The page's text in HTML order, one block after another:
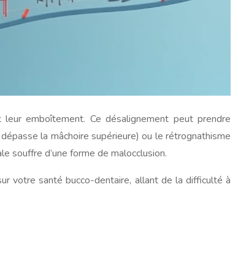
emboîtement. Ce désalignement peut prendre
la mâchoire supérieure) ou le rétrognathisme
souffre d’une forme de malocclusion.
votre santé bucco-dentaire, allant de la difficulté à